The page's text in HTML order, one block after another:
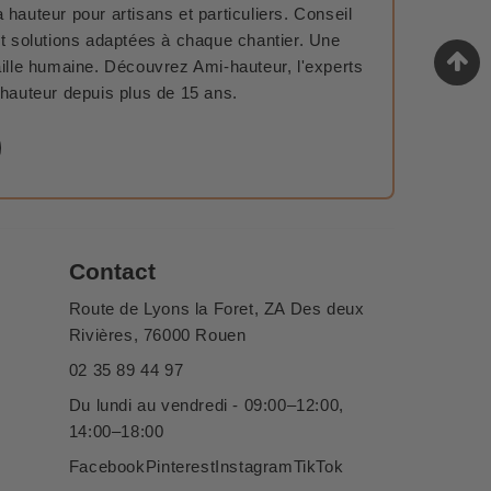
hauteur pour artisans et particuliers. Conseil
solutions adaptées à chaque chantier. Une
humaine. Découvrez Ami-hauteur, l'experts
depuis plus de 15 ans.
Contact
Route de Lyons la Foret, ZA Des deux
Rivières, 76000 Rouen
02 35 89 44 97
Du lundi au vendredi - 09:00–12:00,
14:00–18:00
FacebookPinterestInstagramTikTok